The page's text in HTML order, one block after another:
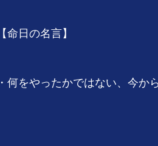
【命日の名言】
・何をやったかではない、今か
松本　清（
日本